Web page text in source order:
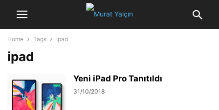
Home Tags Ipad
ipad
Yeni iPad Pro Tanıtıldı
31/10/2018